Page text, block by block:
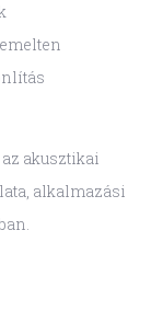
akusztikai
alkalmazási